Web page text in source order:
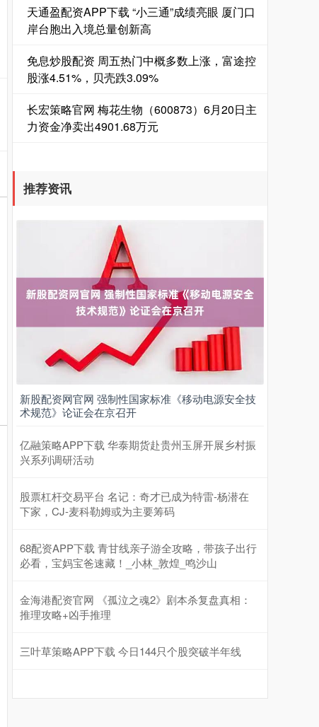
天通盈配资APP下载 “小三通”成绩亮眼 厦门口
岸台胞出入境总量创新高
免息炒股配资 周五热门中概多数上涨，富途控
股涨4.51%，贝壳跌3.09%
长宏策略官网 梅花生物（600873）6月20日主
力资金净卖出4901.68万元
推荐资讯
新股配资网官网 强制性国家标准《移动电源安全技
术规范》论证会在京召开
亿融策略APP下载 华泰期货赴贵州玉屏开展乡村振
兴系列调研活动
股票杠杆交易平台 名记：奇才已成为特雷-杨潜在
下家，CJ-麦科勒姆或为主要筹码
68配资APP下载 青甘线亲子游全攻略，带孩子出行
必看，宝妈宝爸速藏！_小林_敦煌_鸣沙山
金海港配资官网 《孤泣之魂2》剧本杀复盘真相：
推理攻略+凶手推理
三叶草策略APP下载 今日144只个股突破半年线